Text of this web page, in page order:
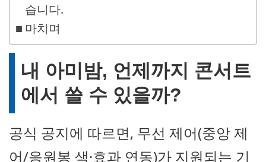
습니다.
마치며
내 아미밤, 언제까지 콘서트
에서 쓸 수 있을까?
공식 공지에 따르면, 무선 제어(중앙 제
어/응원봉 색·효과 연동)가 지원되는 기